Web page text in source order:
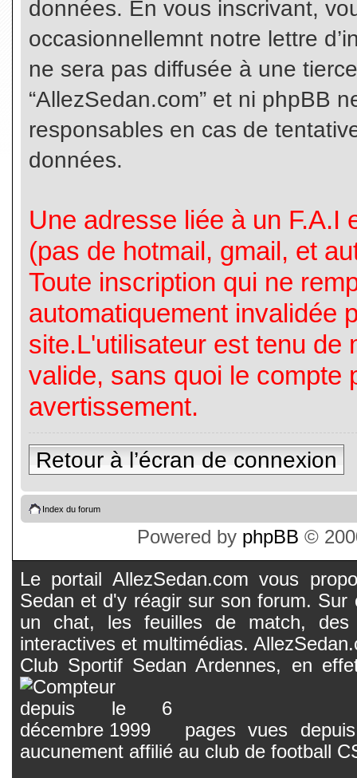
données. En vous inscrivant,
occasionnellemnt notre lettre
ne sera pas diffusée à une
“AllezSedan.com” et ni phpBB
responsables en cas de
données.
Une adresse liée à un F.A.I
(pas de hotmail, gmail, et
Toute inscription qui ne
automatiquement invalidée
site.L'utilisateur est tenu de
valide, sans quoi le compte
avertissement.
Retour à l’écran de connexion
Index du forum
Powered by phpBB ©
Le portail AllezSedan.com vous
Sedan et d'y réagir sur son forum.
un chat, les feuilles de match, des
interactives et multimédias.
Club Sportif Sedan Ardennes, en
pages vues
aucunement affilié au club de football